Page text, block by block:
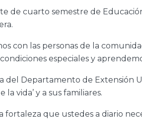
de cuarto semestre de
con las personas de la
especiales y
del Departamento de Extensión
vida’ y a sus familiares.
fortaleza que ustedes a diario